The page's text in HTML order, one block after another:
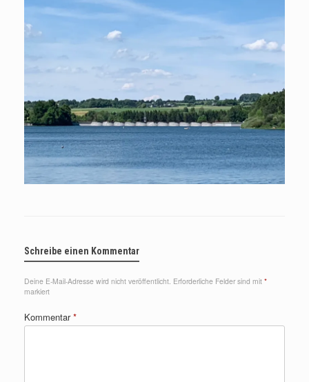
Schreibe einen Kommentar
Deine E-Mail-Adresse wird nicht veröffentlicht. Erforderliche Felder sind mit *
markiert
Kommentar*